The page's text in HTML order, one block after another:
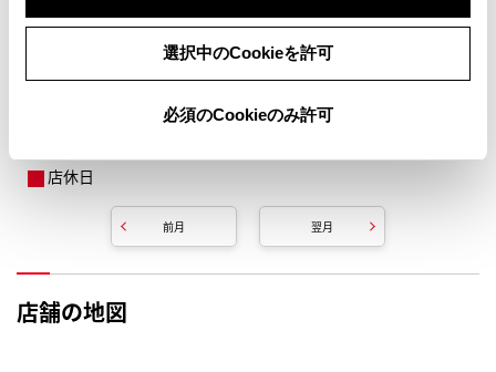
選択中のCookieを許可
必須のCookieのみ許可
店休日
前月 翌月
店舗の地図